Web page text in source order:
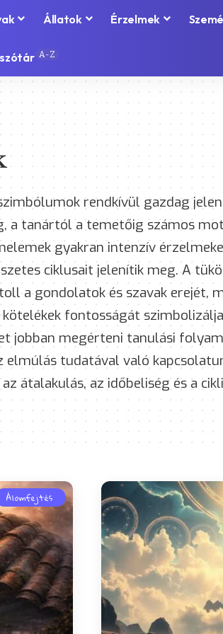
Állatok Érzelmek
A-Z
rendkívül gazdag
a tanártól a temetőig számos
gyakran intenzív
ciklusait jelenítik meg. A
a gondolatok és szavak erejét,
fontosságát
jobban megérteni tanulási
elmúlás tudatával való
átalakulás, az időbeliség és a
Álomfejtés